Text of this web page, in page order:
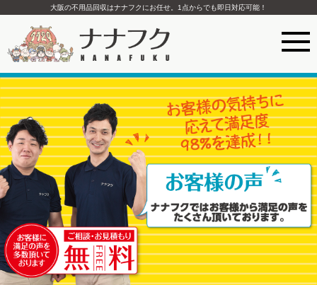
大阪の不用品回収はナナフクにお任せ。1点からでも即日対応可能！